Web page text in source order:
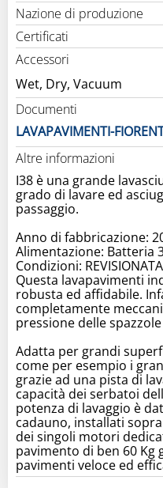
Nazione di produzione
Certificati
Accessori
Wet, Dry, Vacuum
Documenti
LAVAPAVIMENTI-
Altre informazioni
I38 è una grande
grado di lavare ed
passaggio.
Anno di fabbricazione:
Alimentazione: Batteria
Condizioni: REVISIONATA
Questa lavapavimenti
robusta ed affidabile.
completamente
pressione delle
Adatta per grandi
come per esempio i
grazie ad una pista di
capacità dei serbatoi
potenza di lavaggio è
cadauno, installati
dei singoli motori
pavimento di ben 60 Kg
pavimenti veloce ed